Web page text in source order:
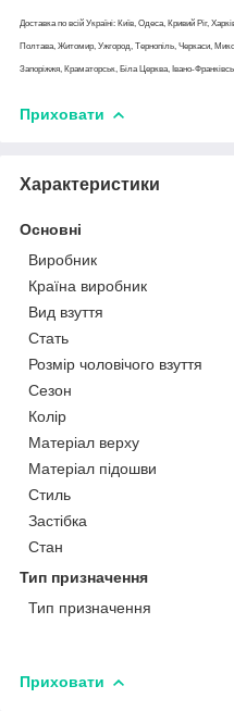
Доставка по всій Україні: Київ, Одеса, Кривий Ріг,
Полтава, Житомир, Ужгород, Тернопіль, Черкаси,
Запоріжжя, Краматорськ, Біла Церква, Івано-
Приховати
Характеристики
Основні
Виробник
Країна виробник
Вид взуття
Стать
Розмір чоловічого взуття
Сезон
Колір
Матеріал верху
Матеріал підошви
Стиль
Застібка
Стан
Тип призначення
Тип призначення
Приховати